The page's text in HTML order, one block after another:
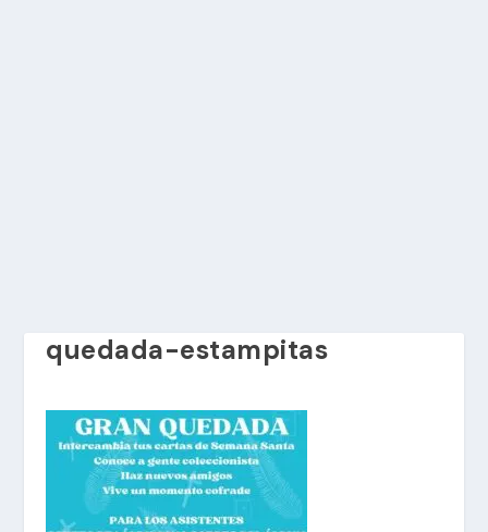
quedada-estampitas